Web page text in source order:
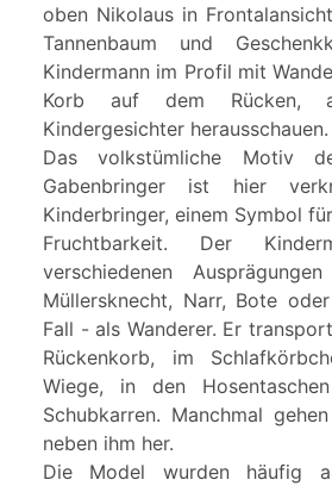
oben Nikolaus in
Tannenbaum und
Kindermann im Profil mit
Korb auf dem Rücken,
Kindergesichter herausschauen.
Das volkstümliche Motiv
Gabenbringer ist hier
Kinderbringer, einem Symbol
Fruchtbarkeit. Der
verschiedenen
Müllersknecht, Narr, Bote
Fall - als Wanderer. Er
Rückenkorb, im
Wiege, in den
Schubkarren. Manchmal
neben ihm her.
Die Model wurden häufig